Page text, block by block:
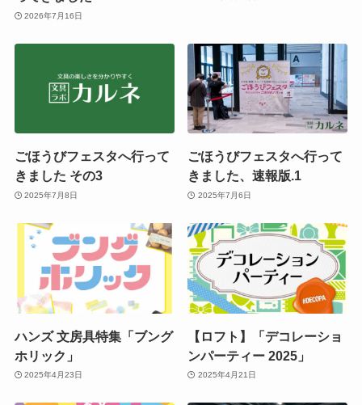
2026年7月16日
ごほうびフェスタへ行って
きました その3
2025年7月8日
ごほうびフェスタへ行って
きました、速報版.1
2025年7月6日
ハンズ 文房具特集「ブング
ホリック」
2025年4月23日
【ロフト】「デコレーショ
ンパーティー 2025」
2025年4月21日